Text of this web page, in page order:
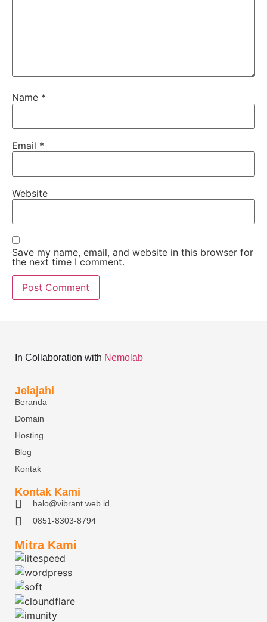
Name *
Email *
Website
Save my name, email, and website in this browser for
the next time I comment.
In Collaboration with Nemolab
Jelajahi
Beranda
Domain
Hosting
Blog
Kontak
Kontak Kami
halo@vibrant.web.id
0851-8303-8794
Mitra Kami